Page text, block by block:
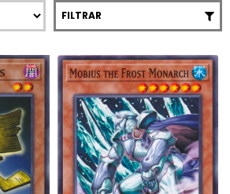
FILTRAR